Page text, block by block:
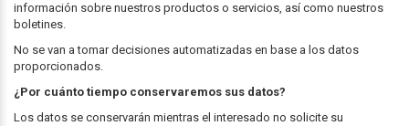
información sobre nuestros productos o servicios, así como nuestros
boletines.
No se van a tomar decisiones automatizadas en base a los datos
proporcionados.
¿Por cuánto tiempo conservaremos sus datos?
Los datos se conservarán mientras el interesado no solicite su